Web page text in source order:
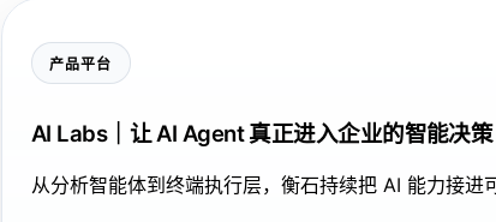
产品平台
AI Labs｜让 AI Agent 真正进入企业的智能决策
从分析智能体到终端执行层，衡石持续把 AI 能力接进